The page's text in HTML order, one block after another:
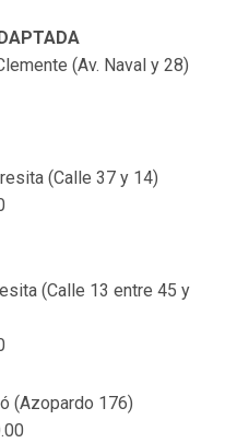
(Av. Naval y 28)
(Calle 37 y 14)
(Calle 13 entre 45 y
(Azopardo 176)